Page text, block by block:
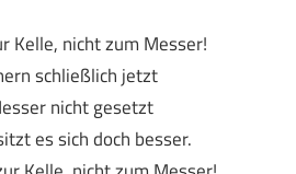
Kelle, nicht zum Messer!
schließlich jetzt
nicht gesetzt
es sich doch besser.